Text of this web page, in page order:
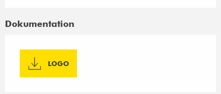
Dokumentation
LOGO